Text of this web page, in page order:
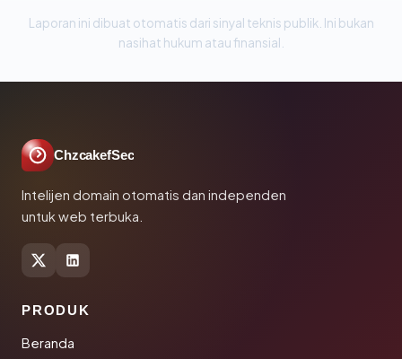
Laporan ini dibuat otomatis dari sinyal teknis publik. Ini bukan
nasihat hukum atau finansial.
ChzcakefSec
Intelijen domain otomatis dan independen
untuk web terbuka.
PRODUK
Beranda